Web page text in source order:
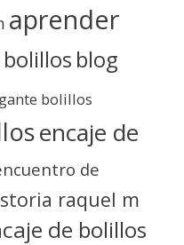
aprender
blog
bolillos
encaje de
de
raquel m
de bolillos